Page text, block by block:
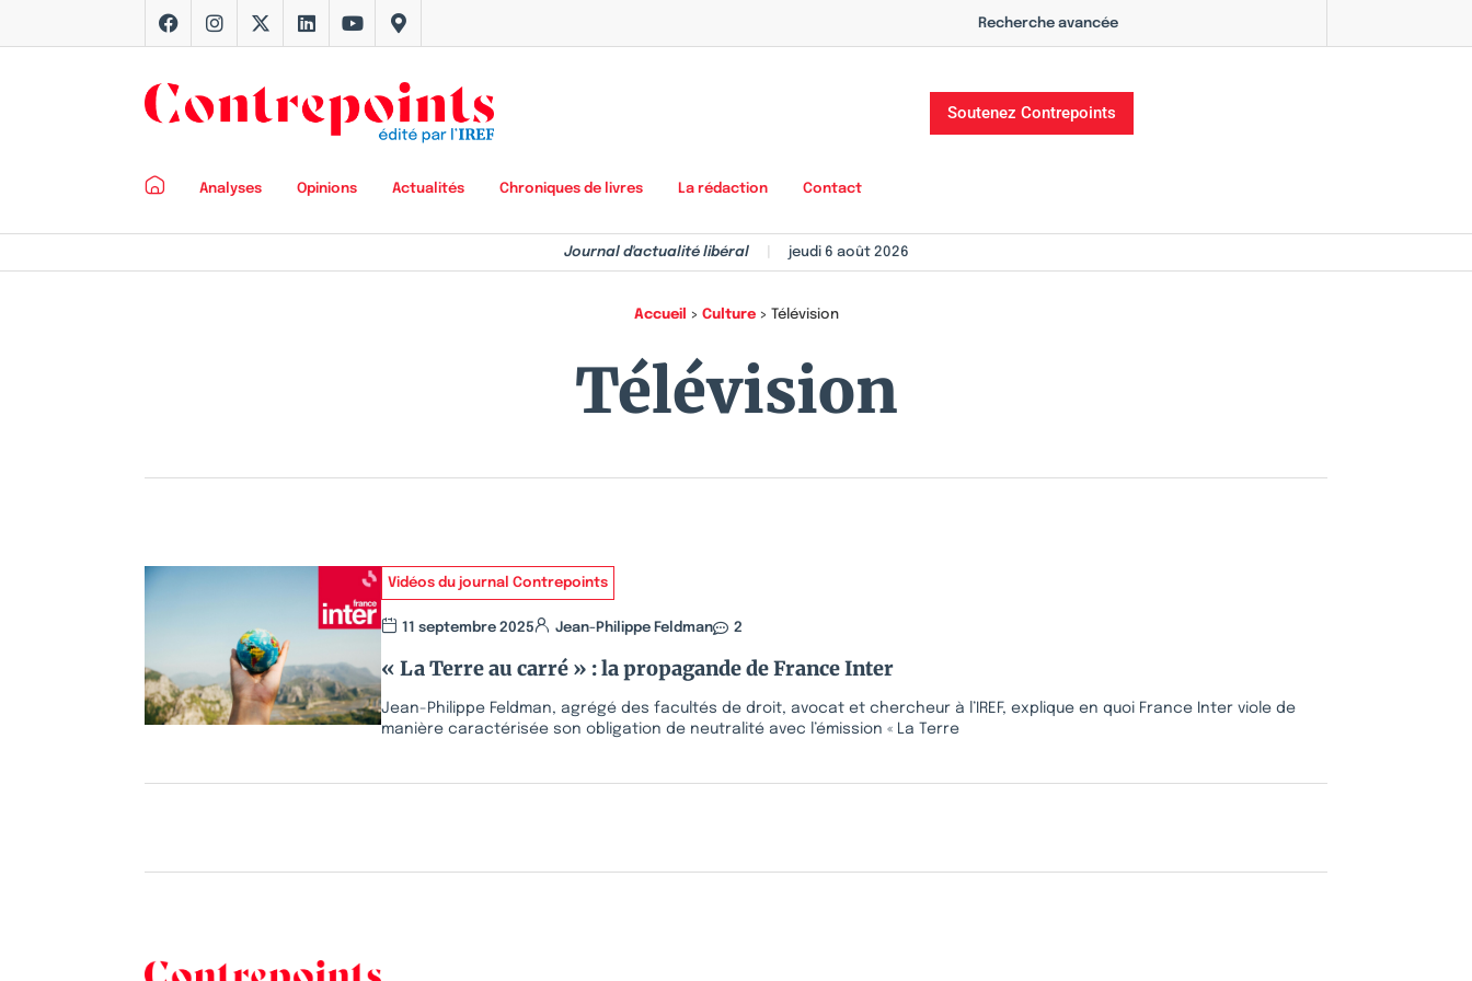
Recherche avancée
Soutenez Contrepoints
Analyses Opinions Actualités Chroniques de livres La rédaction Contact
Journal d'actualité libéral jeudi 6 août 2026
Accueil > Culture> Télévision
Télévision
Vidéos du journal Contrepoints
11 septembre 2025 Jean-Philippe Feldman 2
« La Terre au carré » : la propagande de France Inter
Jean-Philippe Feldman, agrégé des facultés de droit, avocat et chercheur à l’IREF, explique en quoi France Inter viole de
manière caractérisée son obligation de neutralité avec l’émission « La Terre